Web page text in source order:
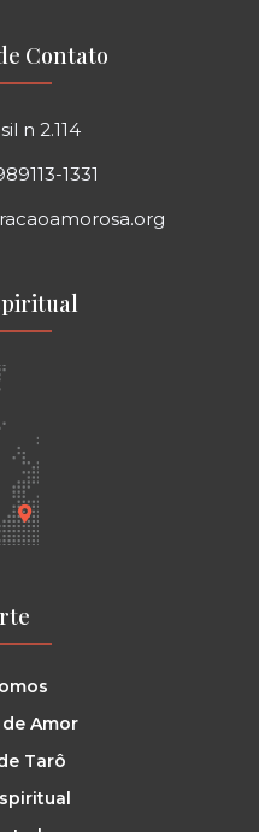
Contato
n 2.114
1331
Amor
Tarô